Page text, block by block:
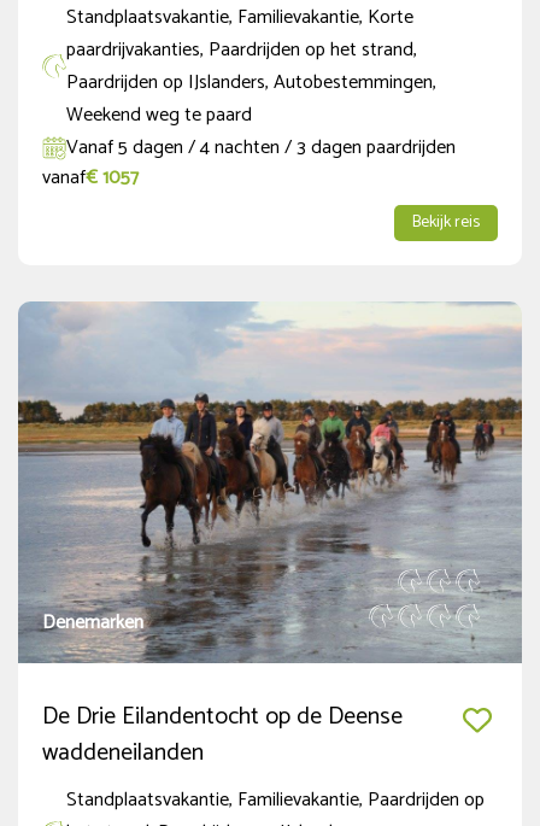
Standplaatsvakantie, Familievakantie, Korte
paardrijvakanties, Paardrijden op het strand,
Paardrijden op IJslanders, Autobestemmingen,
Weekend weg te paard
Vanaf 5 dagen / 4 nachten / 3 dagen paardrijden
vanaf€ 1057
Bekijk reis
Denemarken
De Drie Eilandentocht op de Deense
waddeneilanden
Standplaatsvakantie, Familievakantie, Paardrijden op